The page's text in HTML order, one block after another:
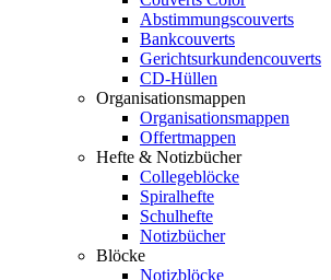
Abstimmungscouverts
Bankcouverts
Gerichtsurkundencouverts
CD-Hüllen
Organisationsmappen
Organisationsmappen
Offertmappen
Hefte & Notizbücher
Collegeblöcke
Spiralhefte
Schulhefte
Notizbücher
Blöcke
Notizblöcke